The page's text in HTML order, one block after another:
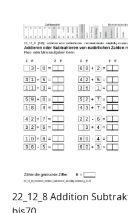
22_12_8 Addition